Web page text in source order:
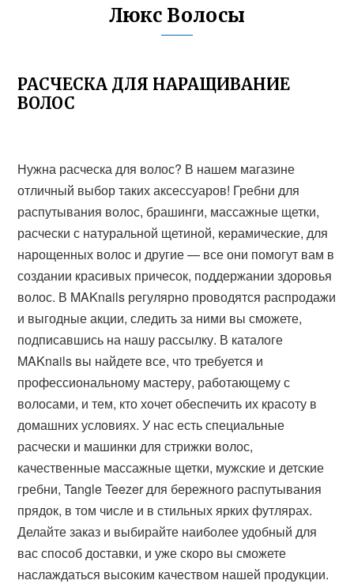
Люкс Волосы
РАСЧЕСКА ДЛЯ НАРАЩИВАНИЕ
ВОЛОС
Нужна расческа для волос? В нашем магазине
отличный выбор таких аксессуаров! Гребни для
распутывания волос, брашинги, массажные щетки,
расчески с натуральной щетиной, керамические, для
нарощенных волос и другие — все они помогут вам в
создании красивых причесок, поддержании здоровья
волос. В MAKnails регулярно проводятся распродажи
и выгодные акции, следить за ними вы сможете,
подписавшись на нашу рассылку. В каталоге
MAKnails вы найдете все, что требуется и
профессиональному мастеру, работающему с
волосами, и тем, кто хочет обеспечить их красоту в
домашних условиях. У нас есть специальные
расчески и машинки для стрижки волос,
качественные массажные щетки, мужские и детские
гребни, Tangle Teezer для бережного распутывания
прядок, в том числе и в стильных ярких футлярах.
Делайте заказ и выбирайте наиболее удобный для
вас способ доставки, и уже скоро вы сможете
наслаждаться высоким качеством нашей продукции.